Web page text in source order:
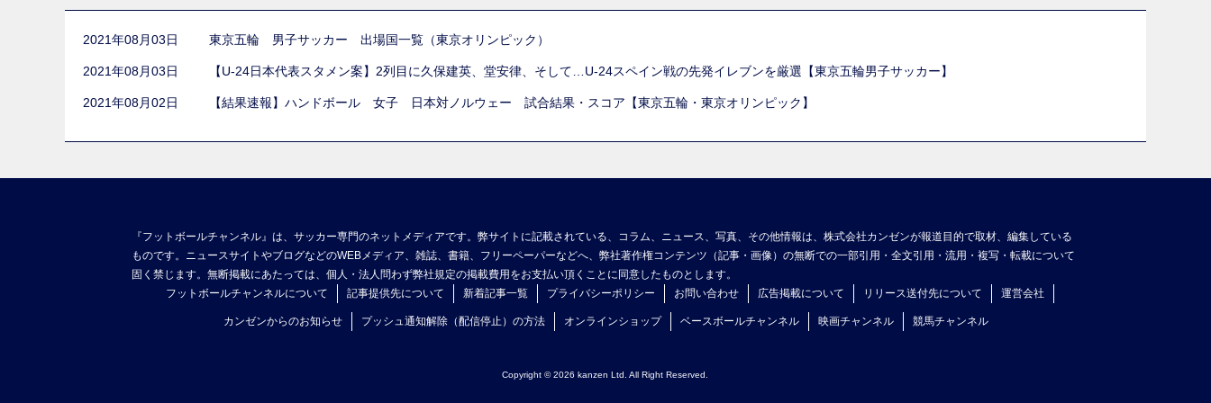
2021年08月03日 東京五輪 男子サッカー 出場国一覧（東京オリンピック）
2021年08月03日 【U-24日本代表スタメン案】2列目に久保建英、堂安律、そして…U-24スペイン戦の先発イレブンを厳選【東京五輪男子サッカー】
2021年08月02日 【結果速報】ハンドボール 女子 日本対ノルウェー 試合結果・スコア【東京五輪・東京オリンピック】
『フットボールチャンネル』は、サッカー専門のネットメディアです。弊サイトに記載されている、コラム、ニュース、写真、その他情報は、株式会社カンゼンが報道目的で取材、編集している
ものです。ニュースサイトやブログなどのWEBメディア、雑誌、書籍、フリーペーパーなどへ、弊社著作権コンテンツ（記事・画像）の無断での一部引用・全文引用・流用・複写・転載について
固く禁じます。無断掲載にあたっては、個人・法人問わず弊社規定の掲載費用をお支払い頂くことに同意したものとします。
フットボールチャンネルについて
記事提供先について 新着記事一覧 プライバシーポリシー お問い合わせ 広告掲載について リリース送付先について 運営会社
カンゼンからのお知らせ プッシュ通知解除（配信停止）の方法 オンラインショップ ベースボールチャンネル 映画チャンネル 競馬チャンネル
Copyright © 2026 kanzen Ltd. All Right Reserved.